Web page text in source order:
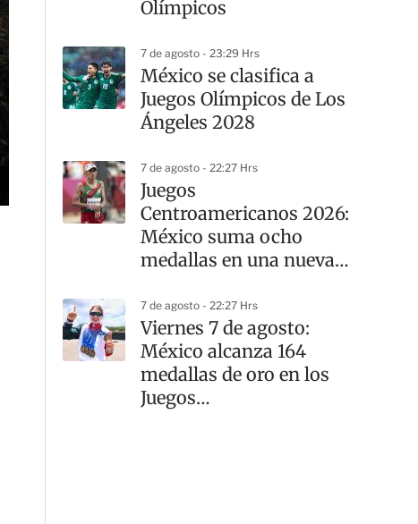
Olímpicos
7 de agosto - 23:29 Hrs
México se clasifica a
Juegos Olímpicos de Los
Ángeles 2028
7 de agosto - 22:27 Hrs
Juegos
Centroamericanos 2026:
México suma ocho
medallas en una nueva
7 de agosto - 22:27 Hrs
Viernes 7 de agosto:
México alcanza 164
medallas de oro en los
Juegos